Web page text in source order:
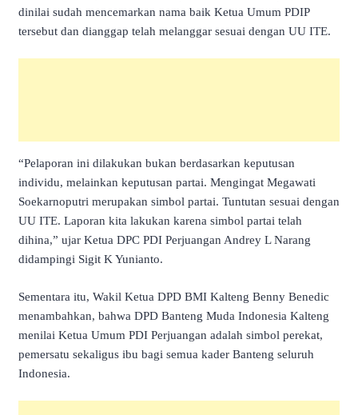
dinilai sudah mencemarkan nama baik Ketua Umum PDIP
tersebut dan dianggap telah melanggar sesuai dengan UU ITE.
“Pelaporan ini dilakukan bukan berdasarkan keputusan
individu, melainkan keputusan partai. Mengingat Megawati
Soekarnoputri merupakan simbol partai. Tuntutan sesuai dengan
UU ITE. Laporan kita lakukan karena simbol partai telah
dihina,” ujar Ketua DPC PDI Perjuangan Andrey L Narang
didampingi Sigit K Yunianto.
Sementara itu, Wakil Ketua DPD BMI Kalteng Benny Benedic
menambahkan, bahwa DPD Banteng Muda Indonesia Kalteng
menilai Ketua Umum PDI Perjuangan adalah simbol perekat,
pemersatu sekaligus ibu bagi semua kader Banteng seluruh
Indonesia.